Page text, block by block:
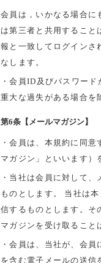
会員は，いかなる場合に
は第三者と共用すること
報と一致してログインさ
なします。
・会員ID及びパスワー
重大な過失がある場合を
第6条【メールマガジン】
・会員は、本規約に同
マガジン」といいます）
・当社は会員に対して
ものとします。 当社は
信するものとします。そ
マガジンを受け取ること
・会員は、当社が、会
を含む電子メールの送信